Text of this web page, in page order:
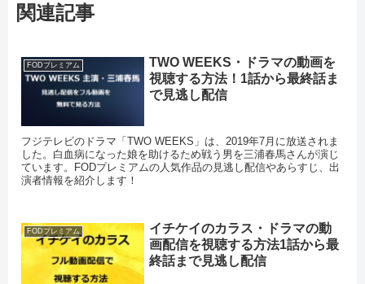
関連記事
FODプレミアム
TWO WEEKS・ドラマの動画を
視聴する方法！1話から最終話ま
で見逃し配信
フジテレビのドラマ「TWO WEEKS」は、2019年7月に放送されま
した。白血病になった娘を助けるため戦う男を三浦春馬さんが演じ
ています。FODプレミアムの人気作品の見逃し配信やあらすじ、出
演者情報を紹介します！
FODプレミアム
イチケイのカラス・ドラマの動
画配信を視聴する方法1話から最
終話まで見逃し配信